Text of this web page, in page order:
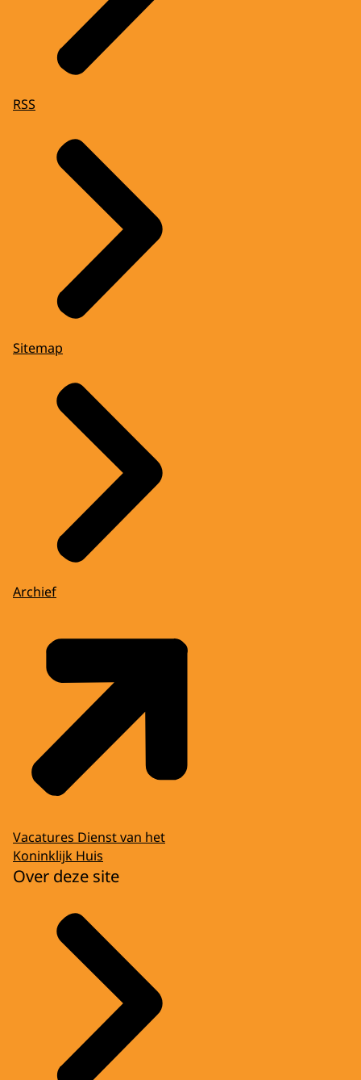
RSS
Sitemap
Archief
Vacatures Dienst van het
Koninklijk Huis
Over deze site